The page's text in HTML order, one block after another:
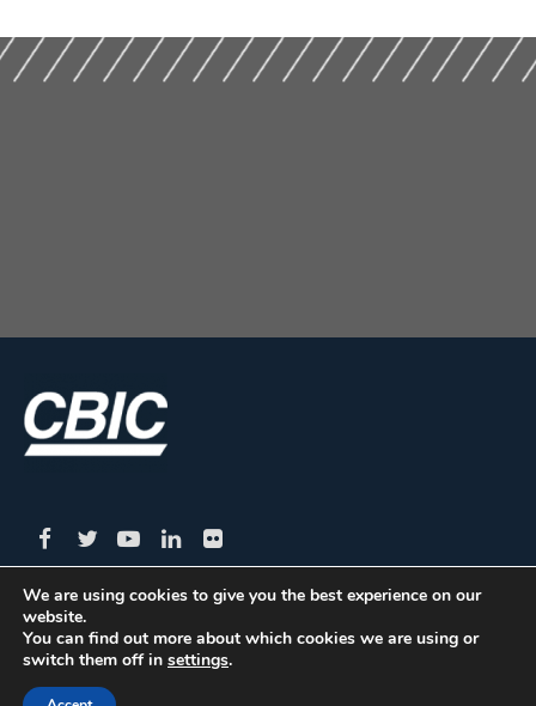
CBIC | SBN Quadra 01 – Bloco I – 4º Andar Edifício:
Armando Monteiro Neto - CEP 70.040-913 - Brasília/DF
We are using cookies to give you the best experience on our
website.
You can find out more about which cookies we are using or
switch them off in settings.